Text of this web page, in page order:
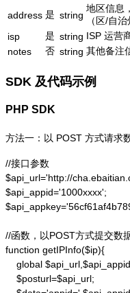
address 是 string
地区信息
（区/自
isp
是 string ISP 运营
notes
否 string 其他备注
SDK 及代码示例
PHP SDK
方法一：以 POST 方式请求
//接口参数
$api_url='http://
$api_appid='1000xxxx';
//函数，以POST方式提交数
function getIPInfo($ip){
global
    $posturl=$api_url;